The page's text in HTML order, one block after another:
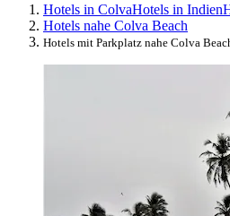
Hotels in ColvaHotels in Indien
Hotels nahe Colva Beach
Hotels mit Parkplatz nahe Colva